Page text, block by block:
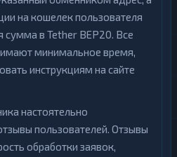
на кошелек пользователя
сумма в Tether BEP20. Все
минимальное время,
инструкциям на сайте
настоятельно
пользователей. Отзывы
обработки заявок,